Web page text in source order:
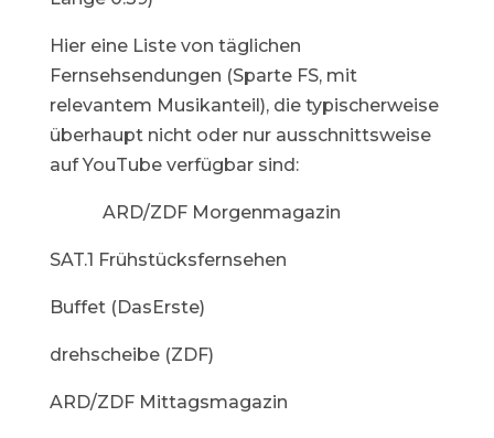
Hier eine Liste von täglichen
Fernsehsendungen (Sparte FS, mit
relevantem Musikanteil), die typischerweise
überhaupt nicht oder nur ausschnittsweise
auf YouTube verfügbar sind:
ARD/ZDF Morgenmagazin
SAT.1 Frühstücksfernsehen
Buffet (DasErste)
drehscheibe (ZDF)
ARD/ZDF Mittagsmagazin